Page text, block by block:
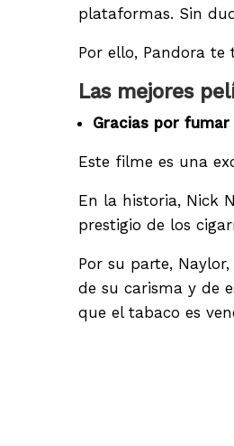
plataformas. Sin
Por ello, Pandora
Las mejores
Gracias por
Este filme es una
En la historia, Nick
prestigio de los
Por su parte,
de su carisma y de
que el tabaco es